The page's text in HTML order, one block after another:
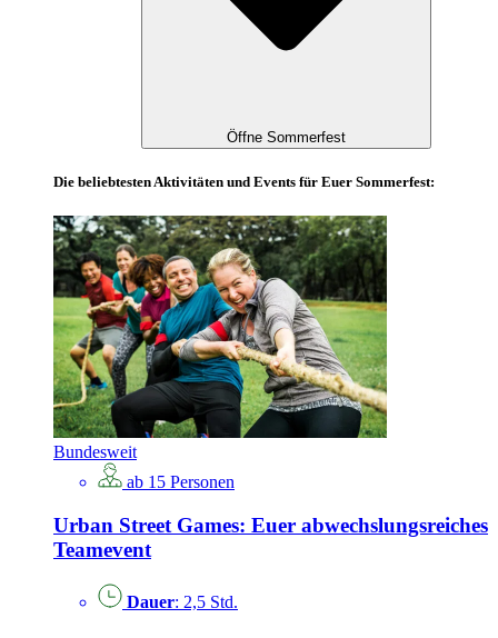
Öffne Sommerfest
Die beliebtesten Aktivitäten und Events für Euer Sommerfest:
Bundesweit
ab 15 Personen
Urban Street Games: Euer abwechslungsreiches
Teamevent
Dauer: 2,5 Std.